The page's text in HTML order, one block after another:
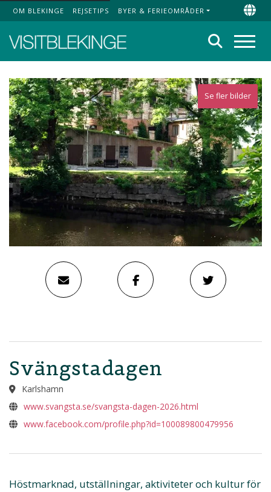
Top Menu
OM BLEKINGE REJSETIPS BYER & FERIEOMRÅDER
Søg
Se fler bilder
Svängstadagen
Karlshamn
www.svangsta.se/svangsta-dagen-2026.html
www.facebook.com/profile.php?id=100089800479956
Höstmarknad, utställningar, aktiviteter och kultur för